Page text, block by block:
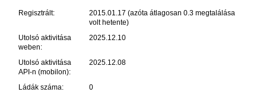
Regisztrált:
2015.01.17 (azóta átlagosan 0.3 megtalálása
volt hetente)
Utolsó aktivitása
weben:
2025.12.10
Utolsó aktivitása
API-n (mobilon):
2025.12.08
Ládák száma:
0